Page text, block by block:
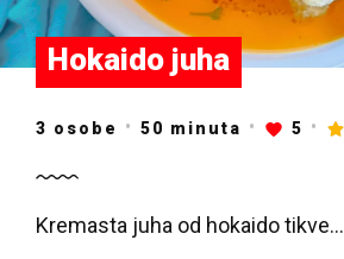
Hokaido juha
3 osobe 50 minuta 5
Kremasta juha od hokaido tikve...